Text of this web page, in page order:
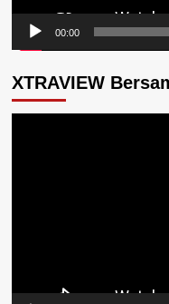
00:00
XTRAVIEW